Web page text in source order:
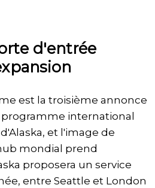
d'entrée
est la troisième annonce
international
et l'image de
mondial prend
proposera un service
entre Seattle et London